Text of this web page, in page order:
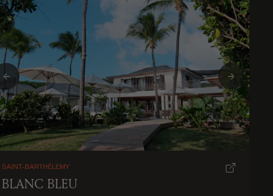
Previous Next
SAINT-BARTHÉLEMY
BLANC BLEU